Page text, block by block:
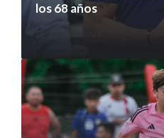
los 68 años